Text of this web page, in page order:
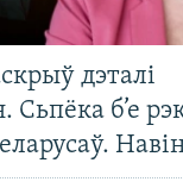
дэталі
Сьпёка б’е